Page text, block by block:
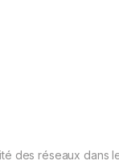
des réseaux dans